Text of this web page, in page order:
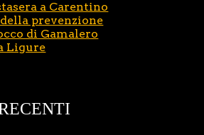
a Carentino
prevenzione
di Gamalero
Ligure